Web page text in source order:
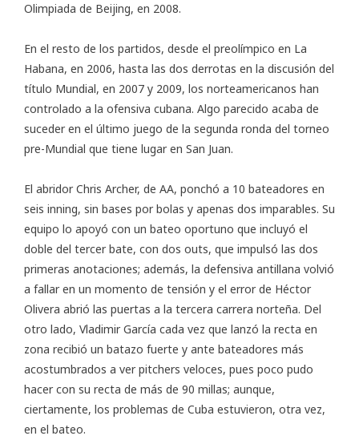
Olimpiada de Beijing, en 2008.
En el resto de los partidos, desde el preolímpico en La
Habana, en 2006, hasta las dos derrotas en la discusión del
título Mundial, en 2007 y 2009, los norteamericanos han
controlado a la ofensiva cubana. Algo parecido acaba de
suceder en el último juego de la segunda ronda del torneo
pre-Mundial que tiene lugar en San Juan.
El abridor Chris Archer, de AA, ponchó a 10 bateadores en
seis inning, sin bases por bolas y apenas dos imparables. Su
equipo lo apoyó con un bateo oportuno que incluyó el
doble del tercer bate, con dos outs, que impulsó las dos
primeras anotaciones; además, la defensiva antillana volvió
a fallar en un momento de tensión y el error de Héctor
Olivera abrió las puertas a la tercera carrera norteña. Del
otro lado, Vladimir García cada vez que lanzó la recta en
zona recibió un batazo fuerte y ante bateadores más
acostumbrados a ver pitchers veloces, pues poco pudo
hacer con su recta de más de 90 millas; aunque,
ciertamente, los problemas de Cuba estuvieron, otra vez,
en el bateo.